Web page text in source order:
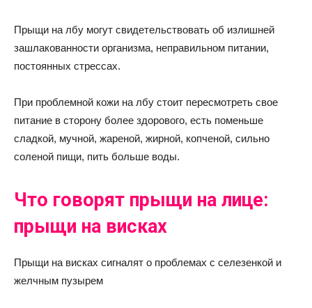
Прыщи на лбу могут свидетельствовать об излишней
зашлакованности организма, неправильном питании,
постоянных стрессах.
При проблемной кожи на лбу стоит пересмотреть свое
питание в сторону более здорового, есть поменьше
сладкой, мучной, жареной, жирной, копченой, сильно
соленой пищи, пить больше воды.
Что говорят прыщи на лице:
прыщи на висках
Прыщи на висках сигналят о проблемах с селезенкой и
желчным пузырем